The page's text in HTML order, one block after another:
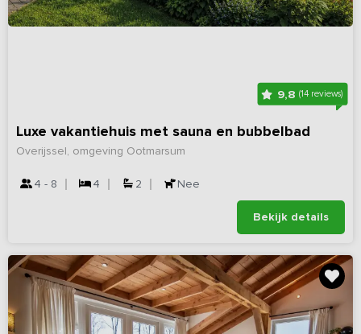
9,8(14 reviews)
Luxe vakantiehuis met sauna en bubbelbad
Overijssel, omgeving Ootmarsum
4 - 8 4 2 Nee
Bekijk details